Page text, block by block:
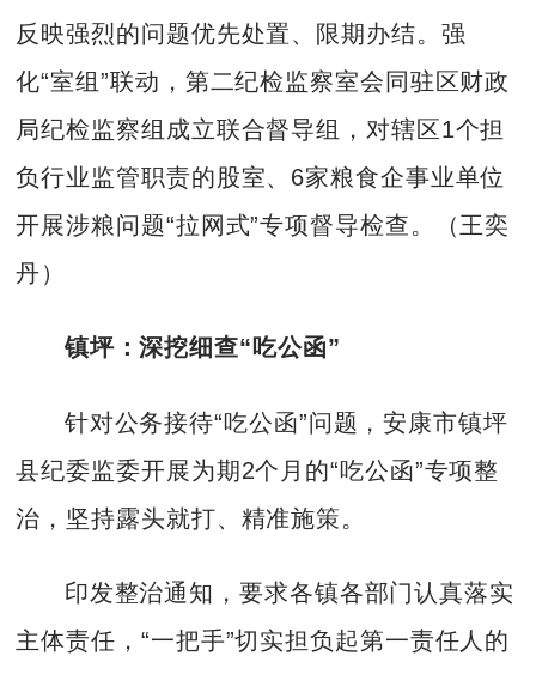
反映强烈的问题优先处置、限期办结。强
化“室组”联动，第二纪检监察室会同驻区财政
局纪检监察组成立联合督导组，对辖区1个担
负行业监管职责的股室、6家粮食企事业单位
开展涉粮问题“拉网式”专项督导检查。（王奕
丹）
镇坪：深挖细查“吃公函”
针对公务接待“吃公函”问题，安康市镇坪
县纪委监委开展为期2个月的“吃公函”专项整
治，坚持露头就打、精准施策。
印发整治通知，要求各镇各部门认真落实
主体责任，“一把手”切实担负起第一责任人的